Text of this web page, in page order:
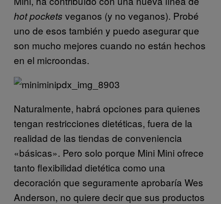
hot pockets veganos (y no veganos). Probé
uno de esos también y puedo asegurar que
son mucho mejores cuando no están hechos
en el microondas.
Naturalmente, habrá opciones para quienes
tengan restricciones dietéticas, fuera de la
realidad de las tiendas de conveniencia
«básicas». Pero solo porque Mini Mini ofrece
tanto flexibilidad dietética como una
decoración que seguramente aprobaría Wes
Anderson, no quiere decir que sus productos